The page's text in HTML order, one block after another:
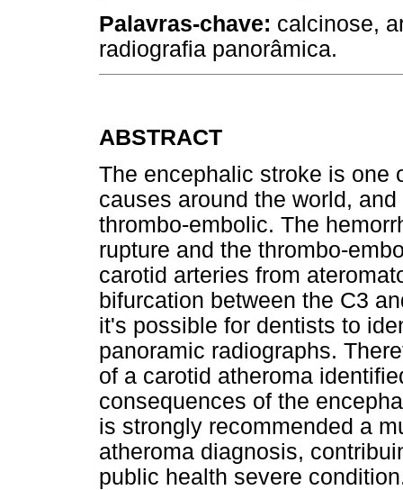
Palavras-chave: calcinose,
radiografia panorâmica.
ABSTRACT
The encephalic stroke is one
causes around the world,
thrombo-embolic. The
rupture and the thrombo-
carotid arteries from
bifurcation between the C3
it's possible for dentists to
panoramic radiographs.
of a carotid atheroma
consequences of the
is strongly recommended a
atheroma diagnosis,
public health severe